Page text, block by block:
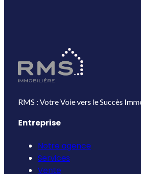
RMS : Votre Voie vers le Succès
Entreprise
Notre agence
Services
Vente